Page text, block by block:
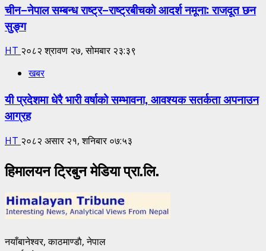
चीन–नेपाल सम्बन्ध राष्ट्र–राष्ट्रबीचको आदर्श नमूना: राजदूत छन
सुङ्ग
HT २०८२ श्रावण २७, सोमबार २३:३९
खबर
यी प्रदेशमा धेरै भारी वर्षाको सम्भावना, आवश्यक सतर्कता अपनाउन
आग्रह
HT २०८२ असार २१, शनिबार ०७:५३
हिमालयन ट्रिबुन मेडिया प्रा.लि.
नयाँबानेश्वर, काठमाण्डाै, नेपाल